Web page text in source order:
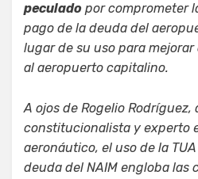
peculado por comprometer
pago de la deuda del
lugar de su uso para
al aeropuerto capitalino.
A ojos de Rogelio Rodríguez,
constitucionalista y experto
aeronáutico, el uso de la
deuda del NAIM engloba las